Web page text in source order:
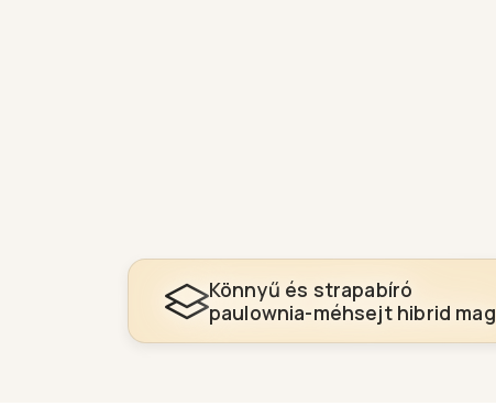
Könnyű és strapabíró
paulownia-méhsejt hibrid mag